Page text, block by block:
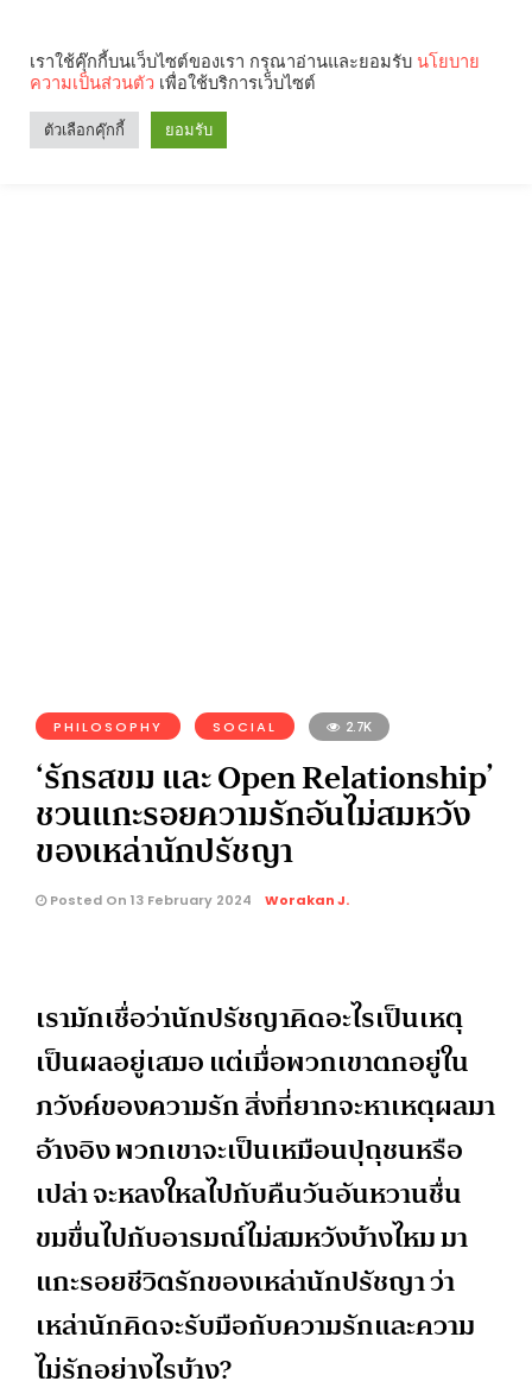
PHILOSOPHY SOCIAL 2.7K
‘รักรสขม และ Open Relationship’
ชวนแกะรอยความรักอันไม่สมหวัง
ของเหล่านักปรัชญา
Posted On 13 February 2024 Worakan J.
เรามักเชื่อว่านักปรัชญาคิดอะไรเป็นเหตุ
เป็นผลอยู่เสมอ แต่เมื่อพวกเขาตกอยู่ใน
ภวังค์ของความรัก สิ่งที่ยากจะหาเหตุผลมา
อ้างอิง พวกเขาจะเป็นเหมือนปุถุชนหรือ
เปล่า จะหลงใหลไปกับคืนวันอันหวานชื่น
ขมขื่นไปกับอารมณ์ไม่สมหวังบ้างไหม มา
แกะรอยชีวิตรักของเหล่านักปรัชญา ว่า
เหล่านักคิดจะรับมือกับความรักและความ
ไม่รักอย่างไรบ้าง?
เราใช้คุ๊กกี้บนเว็บไซต์ของเรา กรุณาอ่านและยอมรับ นโยบาย
ความเป็นส่วนตัว เพื่อใช้บริการเว็บไซต์
ตัวเลือกคุ๊กกี้ ยอมรับ